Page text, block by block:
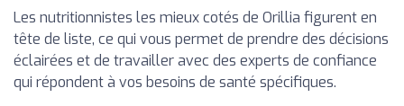
Les nutritionnistes les mieux cotés de Orillia figurent en
tête de liste, ce qui vous permet de prendre des décisions
éclairées et de travailler avec des experts de confiance
qui répondent à vos besoins de santé spécifiques.